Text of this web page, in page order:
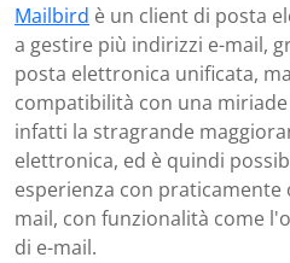
Mailbird è un client di posta
a gestire più indirizzi e-mail,
posta elettronica unificata,
compatibilità con una
infatti la stragrande
elettronica, ed è quindi
esperienza con
mail, con funzionalità come
di e-mail.